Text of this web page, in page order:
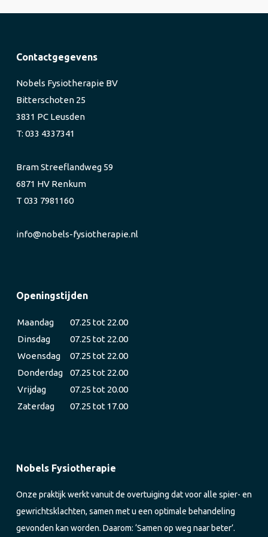
Contactgegevens
Nobels Fysiotherapie BV
Bitterschoten 25
3831 PC Leusden
T: 033 4337341
Bram Streeflandweg 59
6871 HV Renkum
T 033 7981160
info@nobels-fysiotherapie.nl
Openingstijden
Maandag
07.25 tot 22.00
Dinsdag
07.25 tot 22.00
Woensdag
07.25 tot 22.00
Donderdag
07.25 tot 22.00
Vrijdag
07.25 tot 20.00
Zaterdag
07.25 tot 17.00
Nobels Fysiotherapie
Onze praktijk werkt vanuit de overtuiging dat voor alle spier- en
gewrichtsklachten, samen met u een optimale behandeling
gevonden kan worden. Daarom: ‘Samen op weg naar beter’.